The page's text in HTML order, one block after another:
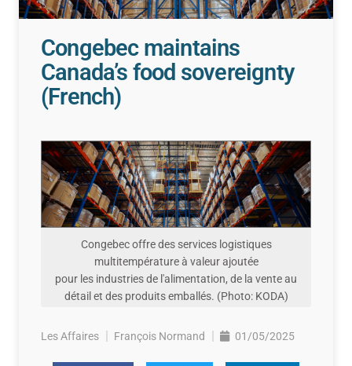
Congebec maintains
Canada’s food sovereignty
(French)
Congebec offre des services logistiques
multitempérature à valeur ajoutée
pour les industries de l'alimentation, de la vente au
détail et des produits emballés. (Photo: KODA)
Les Affaires François Normand 01/05/2025